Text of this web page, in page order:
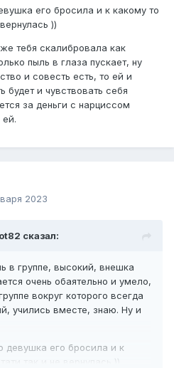
его бросила и к какому то
))
тебя скалибровала как
пыль в глаза пускает, ну
и совесть есть, то ей и
будет и чувствовать себя
за деньги с нарциссом
2023
сказал:
в группе, высокий, внешка
очень обаятельно и умело,
вокруг которого всегда
учились вместе, знаю. Ну и
девушка его бросила и к